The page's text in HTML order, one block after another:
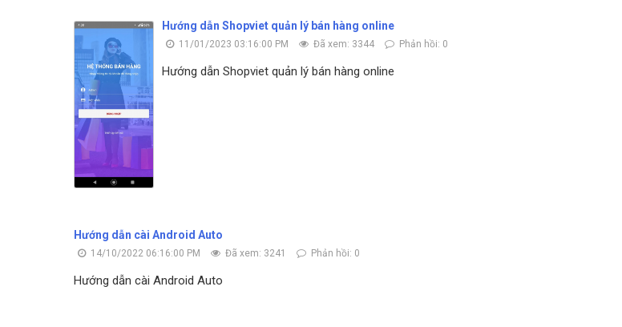
Hướng dẫn Shopviet quản lý bán hàng online
11/01/2023 03:16:00 PM Đã xem: 3344 Phản hồi: 0
Hướng dẫn Shopviet quản lý bán hàng online
Hướng dẫn cài Android Auto
14/10/2022 06:16:00 PM Đã xem: 3241 Phản hồi: 0
Hướng dẫn cài Android Auto